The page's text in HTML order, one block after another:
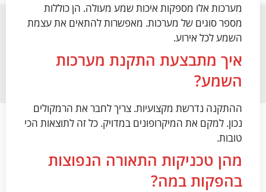
מערכות אלו מספקות איכות שמע מעולה. הן כוללות
מספר סוגים של מערכות. מאפשרות להתאים את עצמת
השמע לכל אירוע.
איך מתבצעת התקנת מערכות
השמע?
ההתקנה נדרשת מקצועיות. צריך לחבר את הרמקולים
נכון. למקם את המיקרופונים במדויק. כל זה לתוצאות הכי
טובות.
מהן טכניקות התאורה הנפוצות
בהפקות במה?